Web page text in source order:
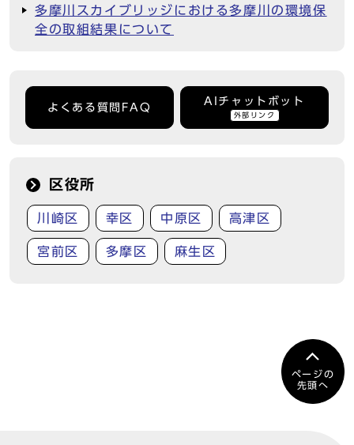
多摩川スカイブリッジにおける多摩川の環境保
全の取組結果について
よくある質問FAQ
AIチャットボット
外部リンク
区役所
川崎区 幸区 中原区 高津区
宮前区 多摩区 麻生区
ページの
先頭へ